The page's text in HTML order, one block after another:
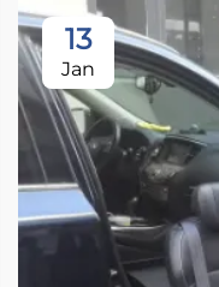
13
Jan